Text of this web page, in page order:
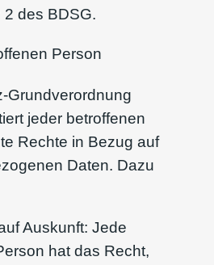
2 des BDSG.
Person
Grundverordnung
jeder betroffenen
Rechte in Bezug auf
Daten. Dazu
Auskunft: Jede
hat das Recht,